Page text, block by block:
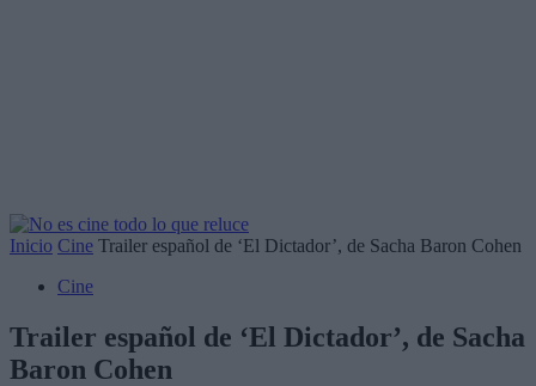
Inicio Cine Trailer español de ‘El Dictador’, de Sacha Baron Cohen
Cine
Trailer español de ‘El Dictador’, de Sacha
Baron Cohen